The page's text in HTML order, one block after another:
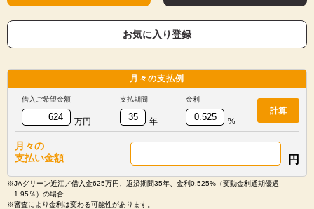
お気に入り登録
月々の支払例
借入ご希望金額
万円
支払期間
年
金利
%
計算
月々の
支払い金額
円
※JAグリーン近江／借入金625万円、返済期間35年、金利0.525%（変動金利通期優遇
1.95％）の場合
※審査により金利は変わる可能性があります。